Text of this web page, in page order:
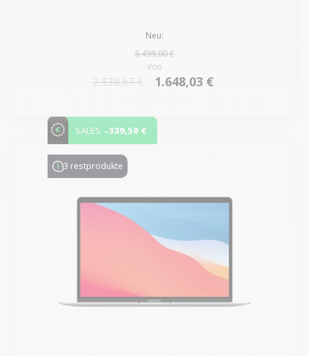
Neu:
3.499,00 €
Von
2.338,67 € 1.648,03 €
SALES -339,50 €
3 restprodukte